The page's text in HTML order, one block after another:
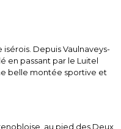
Depuis Vaulnaveys-
en passant par le Luitel
belle montée sportive et
au pied des Deux